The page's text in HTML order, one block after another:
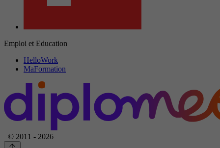
Emploi et Education
HelloWork
MaFormation
© 2011 - 2026